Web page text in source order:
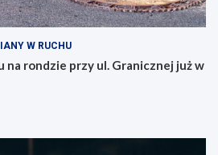
W RUCHU
na rondzie przy ul. Granicznej już w